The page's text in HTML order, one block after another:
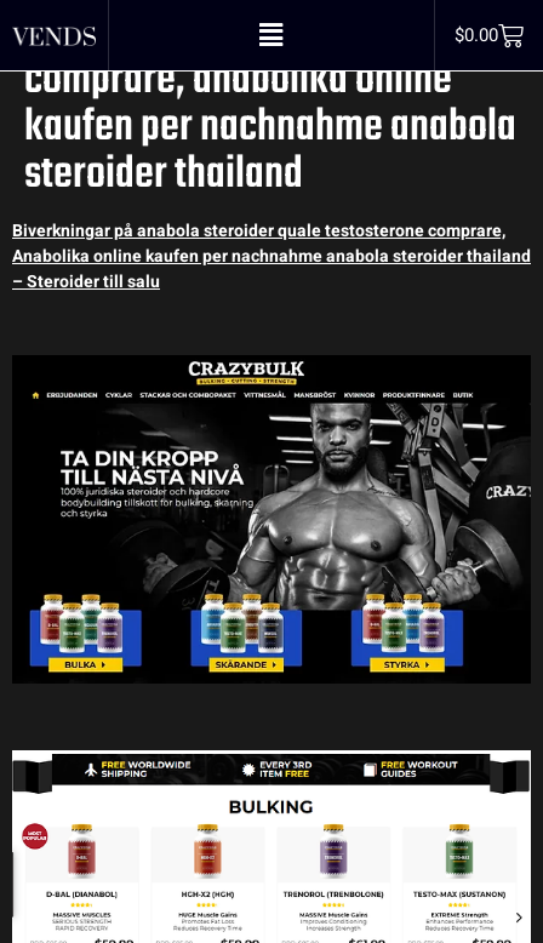
$0.00
steroider quale testosterone
comprare, anabolika online
kaufen per nachnahme anabola
steroider thailand
Biverkningar på anabola steroider quale testosterone comprare,
Anabolika online kaufen per nachnahme anabola steroider thailand
– Steroider till salu